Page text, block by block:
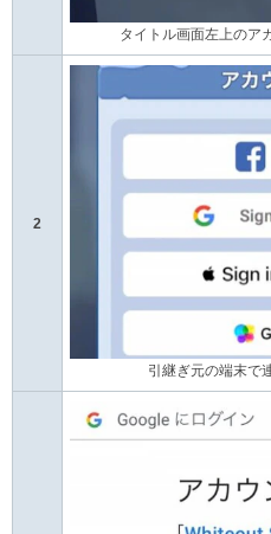
タイトル画面左上のア
2
引継ぎ元の端末で